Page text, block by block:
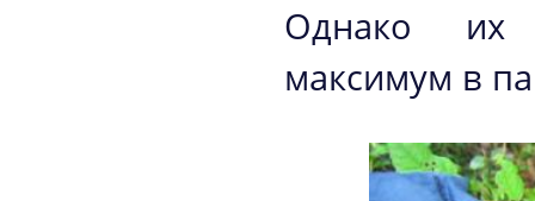
Однако их
максимум в